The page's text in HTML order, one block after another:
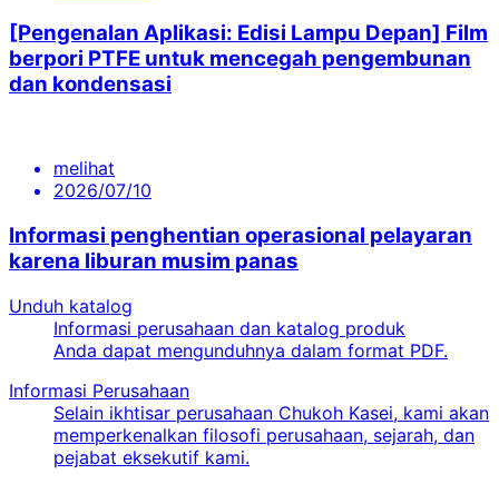
[Pengenalan Aplikasi: Edisi Lampu Depan] Film
berpori PTFE untuk mencegah pengembunan
dan kondensasi
melihat
2026/07/10
Informasi penghentian operasional pelayaran
karena liburan musim panas
Unduh katalog
Informasi perusahaan dan katalog produk
Anda dapat mengunduhnya dalam format PDF.
Informasi Perusahaan
Selain ikhtisar perusahaan Chukoh Kasei, kami akan
memperkenalkan filosofi perusahaan, sejarah, dan
pejabat eksekutif kami.